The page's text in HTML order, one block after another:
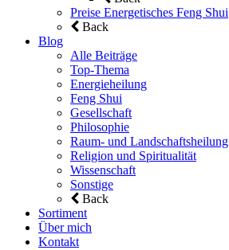
Preise Energetisches Feng Shui
Back
Blog
Alle Beiträge
Top-Thema
Energieheilung
Feng Shui
Gesellschaft
Philosophie
Raum- und Landschaftsheilung
Religion und Spiritualität
Wissenschaft
Sonstige
Back
Sortiment
Über mich
Kontakt